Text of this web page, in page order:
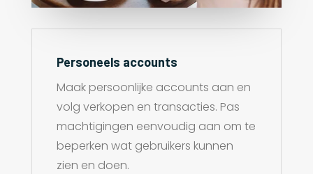
Personeels accounts
Maak persoonlijke accounts aan en
volg verkopen en transacties. Pas
machtigingen eenvoudig aan om te
beperken wat gebruikers kunnen
zien en doen.